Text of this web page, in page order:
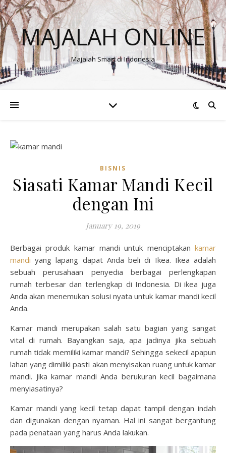
MAJALAH ONLINE
Majalah Smart di Indonesia
BISNIS
Siasati Kamar Mandi Kecil
dengan Ini
January 19, 2019
Berbagai produk kamar mandi untuk menciptakan kamar
mandi yang lapang dapat Anda beli di Ikea. Ikea adalah
sebuah perusahaan penyedia berbagai perlengkapan
rumah terbesar dan terlengkap di Indonesia. Di ikea juga
Anda akan menemukan solusi nyata untuk kamar mandi kecil
Anda.
Kamar mandi merupakan salah satu bagian yang sangat
vital di rumah. Bayangkan saja, apa jadinya jika sebuah
rumah tidak memiliki kamar mandi? Sehingga sekecil apapun
lahan yang dimiliki pasti akan menyisakan ruang untuk kamar
mandi. Jika kamar mandi Anda berukuran kecil bagaimana
menyiasatinya?
Kamar mandi yang kecil tetap dapat tampil dengan indah
dan digunakan dengan nyaman. Hal ini sangat bergantung
pada penataan yang harus Anda lakukan.